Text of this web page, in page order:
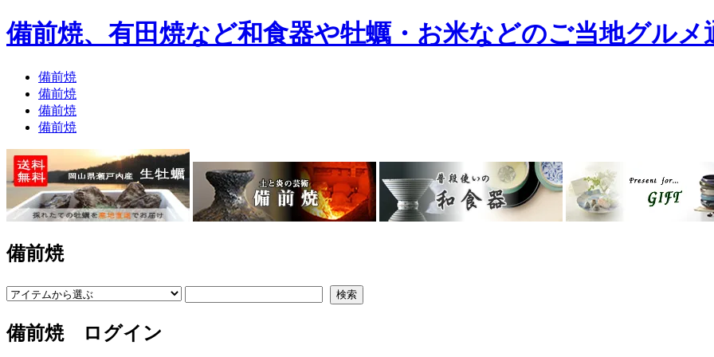
備前焼、有田焼など和食器や牡蠣・お米などのご当地グルメ
備前焼
備前焼
備前焼
備前焼
備前焼
備前焼 ログイン